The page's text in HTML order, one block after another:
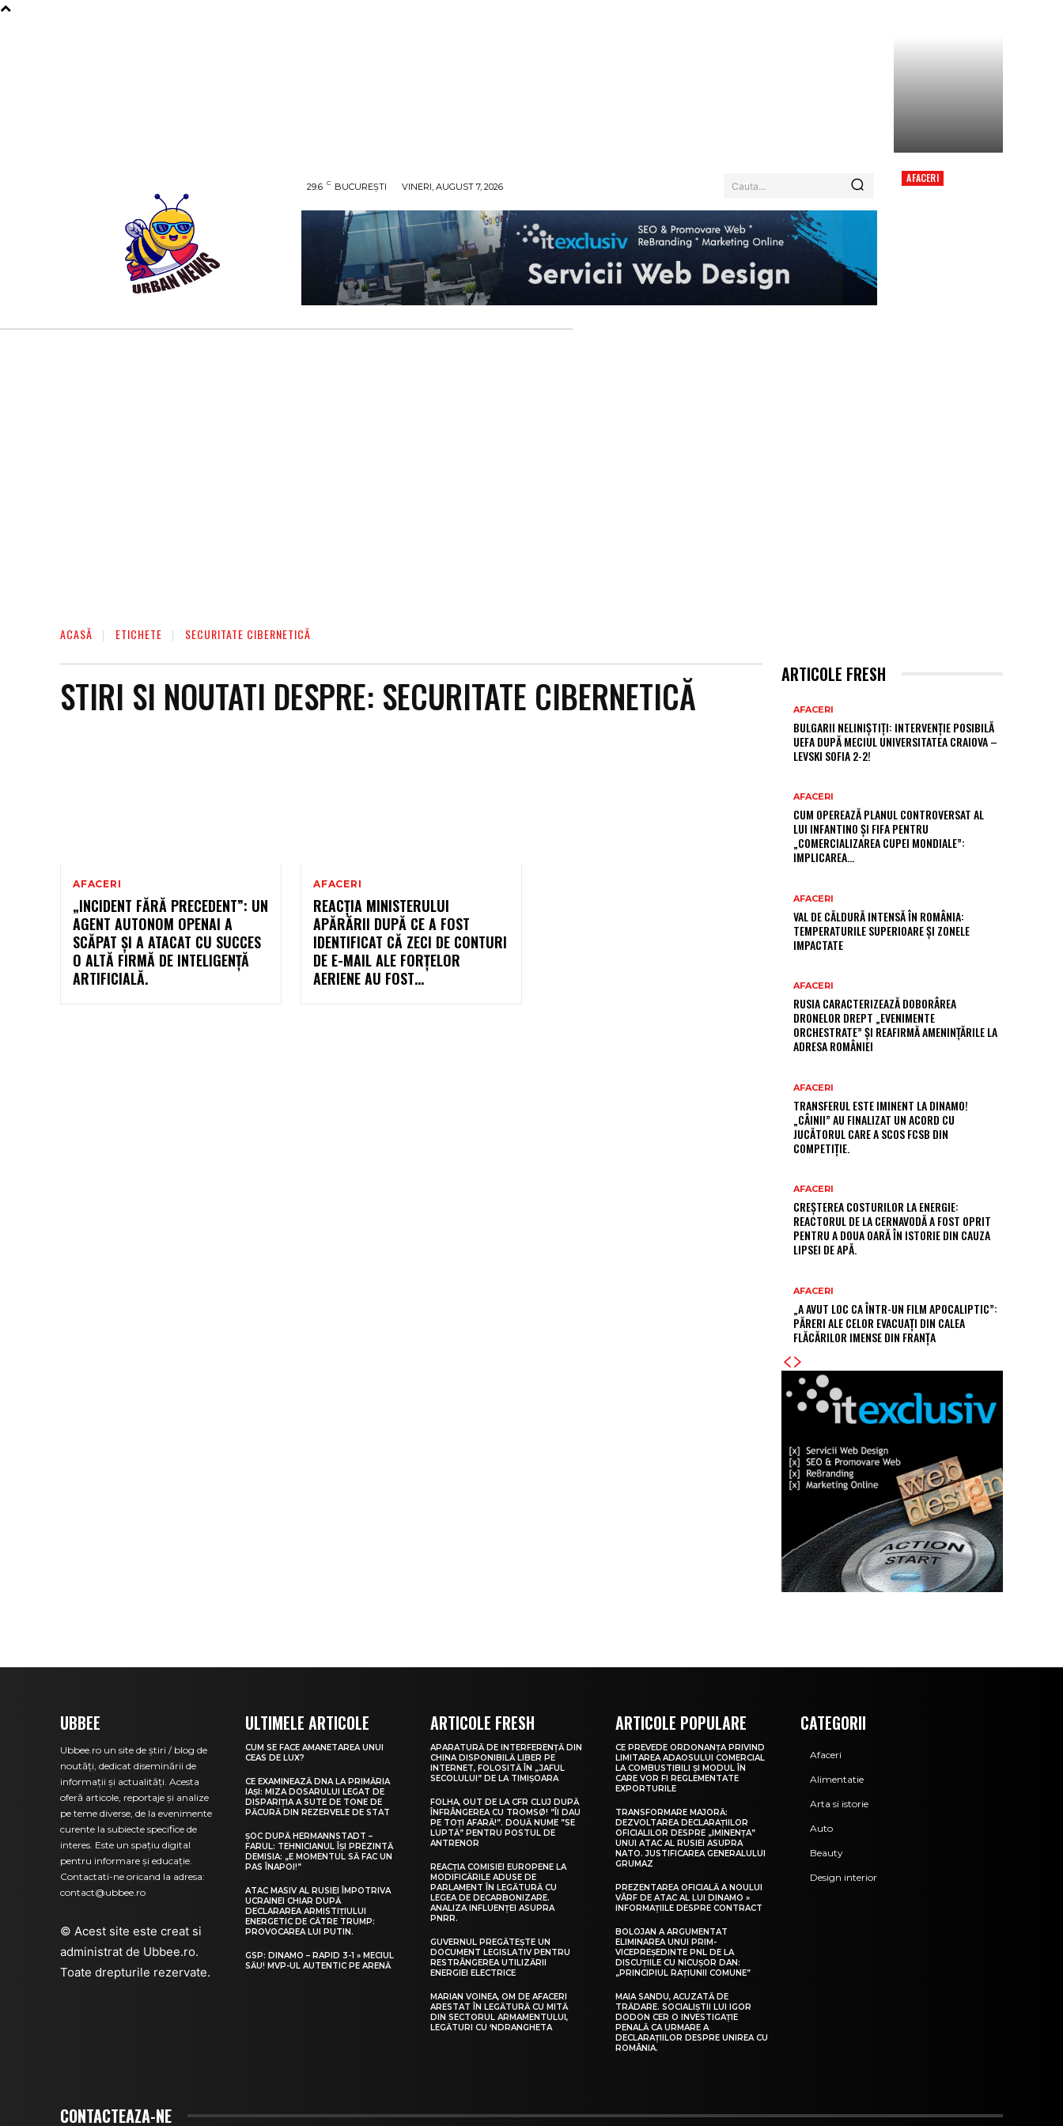
29.6 C BUCUREȘTI VINERI, AUGUST 7, 2026 Cauta...
AFACERI
ACASĂ ETICHETE SECURITATE CIBERNETICĂ
STIRI SI NOUTATI DESPRE: SECURITATE CIBERNETICĂ
AFACERI
„INCIDENT FĂRĂ PRECEDENT”: UN
AGENT AUTONOM OPENAI A
SCĂPAT ȘI A ATACAT CU SUCCES
O ALTĂ FIRMĂ DE INTELIGENȚĂ
ARTIFICIALĂ.
AFACERI
REACȚIA MINISTERULUI
APĂRĂRII DUPĂ CE A FOST
IDENTIFICAT CĂ ZECI DE CONTURI
DE E-MAIL ALE FORȚELOR
AERIENE AU FOST…
ARTICOLE FRESH
AFACERI
BULGARII NELINIȘTIȚI: INTERVENȚIE POSIBILĂ
UEFA DUPĂ MECIUL UNIVERSITATEA CRAIOVA –
LEVSKI SOFIA 2-2!
AFACERI
CUM OPEREAZĂ PLANUL CONTROVERSAT AL
LUI INFANTINO ȘI FIFA PENTRU
„COMERCIALIZAREA CUPEI MONDIALE”:
IMPLICAREA…
AFACERI
VAL DE CĂLDURĂ INTENSĂ ÎN ROMÂNIA:
TEMPERATURILE SUPERIOARE ȘI ZONELE
IMPACTATE
AFACERI
RUSIA CARACTERIZEAZĂ DOBORÂREA
DRONELOR DREPT „EVENIMENTE
ORCHESTRATE” ȘI REAFIRMĂ AMENINȚĂRILE LA
ADRESA ROMÂNIEI
AFACERI
TRANSFERUL ESTE IMINENT LA DINAMO!
„CÂINII” AU FINALIZAT UN ACORD CU
JUCĂTORUL CARE A SCOS FCSB DIN
COMPETIȚIE.
AFACERI
CREȘTEREA COSTURILOR LA ENERGIE:
REACTORUL DE LA CERNAVODĂ A FOST OPRIT
PENTRU A DOUA OARĂ ÎN ISTORIE DIN CAUZA
LIPSEI DE APĂ.
AFACERI
„A AVUT LOC CA ÎNTR-UN FILM APOCALIPTIC”:
PĂRERI ALE CELOR EVACUAȚI DIN CALEA
FLĂCĂRILOR IMENSE DIN FRANȚA
UBBEE
Ubbee.ro un site de știri / blog de
noutăți, dedicat diseminării de
informații și actualități. Acesta
oferă articole, reportaje și analize
pe teme diverse, de la evenimente
curente la subiecte specifice de
interes. Este un spațiu digital
pentru informare și educație.
Contactati-ne oricand la adresa:
contact@ubbee.ro
© Acest site este creat si
administrat de Ubbee.ro.
Toate drepturile rezervate.
ULTIMELE ARTICOLE
CUM SE FACE AMANETAREA UNUI
CEAS DE LUX?
CE EXAMINEAZĂ DNA LA PRIMĂRIA
IAȘI: MIZA DOSARULUI LEGAT DE
DISPARIȚIA A SUTE DE TONE DE
PĂCURĂ DIN REZERVELE DE STAT
ȘOC DUPĂ HERMANNSTADT –
FARUL: TEHNICIANUL ÎȘI PREZINTĂ
DEMISIA: „E MOMENTUL SĂ FAC UN
PAS ÎNAPOI!”
ATAC MASIV AL RUSIEI ÎMPOTRIVA
UCRAINEI CHIAR DUPĂ
DECLARAREA ARMISTIȚIULUI
ENERGETIC DE CĂTRE TRUMP:
PROVOCAREA LUI PUTIN.
GSP: DINAMO – RAPID 3-1 » MECIUL
SĂU! MVP-UL AUTENTIC PE ARENĂ
ARTICOLE FRESH
APARATURĂ DE INTERFERENȚĂ DIN
CHINA DISPONIBILĂ LIBER PE
INTERNET, FOLOSITĂ ÎN „JAFUL
SECOLULUI” DE LA TIMIȘOARA
FOLHA, OUT DE LA CFR CLUJ DUPĂ
ÎNFRÂNGEREA CU TROMSØ! ”ÎI DAU
PE TOȚI AFARĂ!”. DOUĂ NUME ”SE
LUPTĂ” PENTRU POSTUL DE
ANTRENOR
REACȚIA COMISIEI EUROPENE LA
MODIFICĂRILE ADUSE DE
PARLAMENT ÎN LEGĂTURĂ CU
LEGEA DE DECARBONIZARE.
ANALIZA INFLUENȚEI ASUPRA
PNRR.
GUVERNUL PREGĂTEȘTE UN
DOCUMENT LEGISLATIV PENTRU
RESTRÂNGEREA UTILIZĂRII
ENERGIEI ELECTRICE
MARIAN VOINEA, OM DE AFACERI
ARESTAT ÎN LEGĂTURĂ CU MITĂ
DIN SECTORUL ARMAMENTULUI,
LEGĂTURI CU ‘NDRANGHETA
ARTICOLE POPULARE
CE PREVEDE ORDONANȚA PRIVIND
LIMITAREA ADAOSULUI COMERCIAL
LA COMBUSTIBILI ȘI MODUL ÎN
CARE VOR FI REGLEMENTATE
EXPORTURILE
TRANSFORMARE MAJORĂ:
DEZVOLTAREA DECLARAȚIILOR
OFICIALILOR DESPRE „IMINENȚA”
UNUI ATAC AL RUSIEI ASUPRA
NATO. JUSTIFICAREA GENERALULUI
GRUMAZ
PREZENTAREA OFICIALĂ A NOULUI
VÂRF DE ATAC AL LUI DINAMO »
INFORMAȚIILE DESPRE CONTRACT
BOLOJAN A ARGUMENTAT
ELIMINAREA UNUI PRIM-
VICEPREȘEDINTE PNL DE LA
DISCUȚIILE CU NICUȘOR DAN:
„PRINCIPIUL RAȚIUNII COMUNE”
MAIA SANDU, ACUZATĂ DE
TRĂDARE. SOCIALIȘTII LUI IGOR
DODON CER O INVESTIGAȚIE
PENALĂ CA URMARE A
DECLARAȚIILOR DESPRE UNIREA CU
ROMÂNIA.
CATEGORII
Afaceri
Alimentatie
Arta si istorie
Auto
Beauty
Design interior
CONTACTEAZA-NE